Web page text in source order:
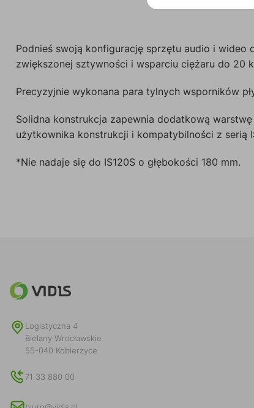
Podnieś swoją konfigurację sprzętu audio i
zwiększonej sztywności i wsparciu ciężaru do 20
Precyzyjnie wykonana para tylnych wsporników
Solidna konstrukcja zapewnia dodatkową
użytkownika konstrukcji i kompatybilności z serią
*Nie nadaje się do IS120S o głębokości 180 mm.
Logistyczna 4
Bielany Wrocławskie
55-040 Kobierzyce
71 33 880 00